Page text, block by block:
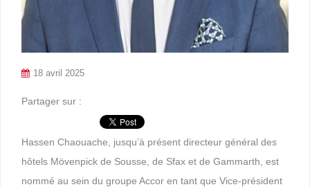
18 avril 2025
Partager sur :
Hassen Chaouache, jusqu’à présent directeur général des
hôtels Mövenpick de Sousse, de Sfax et de Gammarth, est
nommé au sein du groupe Accor en tant que Vice-président